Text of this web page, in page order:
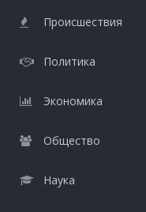
Происшествия
Политика
Экономика
Общество
Наука